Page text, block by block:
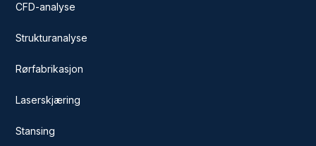
CFD-analyse
Strukturanalyse
Rørfabrikasjon
Laserskjæring
Stansing